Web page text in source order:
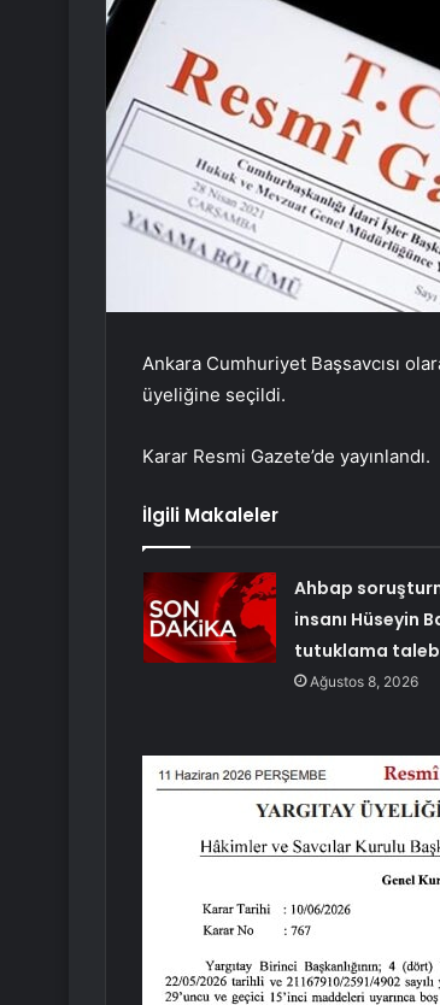
Ankara Cumhuriyet Başsavcısı
üyeliğine seçildi.
Karar Resmi Gazete’de yayınlandı.
İlgili Makaleler
Ahbap
insanı Hüseyin
tutuklama
Ağustos 8, 2026